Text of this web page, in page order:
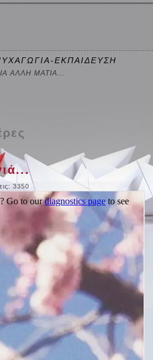
ΕΚΠΑΙΔΕΥΣΗ
ΑΛΛΗ ΜΑΤΙΑ...
3350